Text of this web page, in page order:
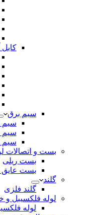
کابل
سیم برق
سیم
سیم
سیم
بست و اتصالات
بست ریلی
بست عایق
گلند
گلند فلزی
لوله فلکسیبل
لوله